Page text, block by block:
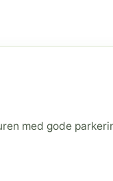
med gode